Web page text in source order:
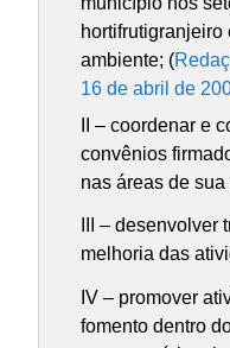
hortifrutigranjeiro
ambiente; (
16 de abril de
II – coordenar e
convênios
nas áreas de
III –
melhoria das
IV – promover
fomento dentro